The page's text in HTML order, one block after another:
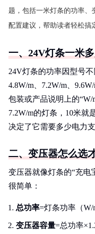
题，包括一米灯条的功率、
配置建议，帮助读者轻松搞
一、24V灯条一米
24V灯条的功率因型号
4.8W/m、7.2W/m、
包装或产品说明上的
7.2W/m的灯条，10米就
决定了它需要多少电力支
二、变压器怎么选
变压器就像灯条的“充电
很简单：
总功率=灯条功率（W/
变压器容量=总功率